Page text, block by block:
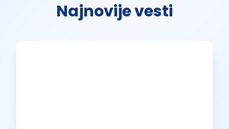
Najnovije vesti